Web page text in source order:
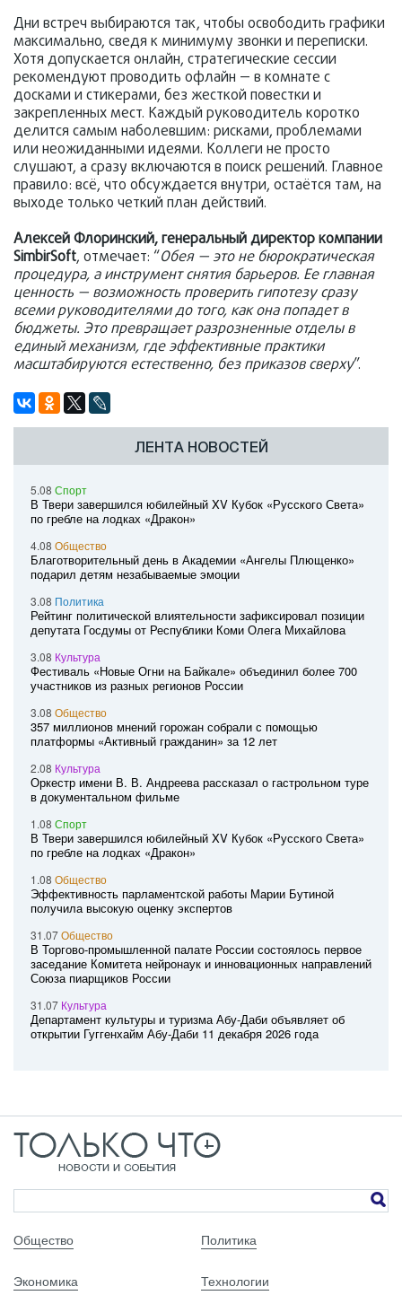
Дни встреч выбираются так, чтобы освободить графики
максимально, сведя к минимуму звонки и переписки.
Хотя допускается онлайн, стратегические сессии
рекомендуют проводить офлайн — в комнате с
досками и стикерами, без жесткой повестки и
закрепленных мест. Каждый руководитель коротко
делится самым наболевшим: рисками, проблемами
или неожиданными идеями. Коллеги не просто
слушают, а сразу включаются в поиск решений. Главное
правило: всё, что обсуждается внутри, остаётся там, на
выходе только четкий план действий.
Алексей Флоринский, генеральный директор компании
SimbirSoft, отмечает: “Обея — это не бюрократическая
процедура, а инструмент снятия барьеров. Ее главная
ценность — возможность проверить гипотезу сразу
всеми руководителями до того, как она попадет в
бюджеты. Это превращает разрозненные отделы в
единый механизм, где эффективные практики
масштабируются естественно, без приказов сверху”.
ЛЕНТА НОВОСТЕЙ
5.08 Спорт
В Твери завершился юбилейный XV Кубок «Русского Света»
по гребле на лодках «Дракон»
4.08 Общество
Благотворительный день в Академии «Ангелы Плющенко»
подарил детям незабываемые эмоции
3.08 Политика
Рейтинг политической влиятельности зафиксировал позиции
депутата Госдумы от Республики Коми Олега Михайлова
3.08 Культура
Фестиваль «Новые Огни на Байкале» объединил более 700
участников из разных регионов России
3.08 Общество
357 миллионов мнений горожан собрали с помощью
платформы «Активный гражданин» за 12 лет
2.08 Культура
Оркестр имени В. В. Андреева рассказал о гастрольном туре
в документальном фильме
1.08 Спорт
В Твери завершился юбилейный XV Кубок «Русского Света»
по гребле на лодках «Дракон»
1.08 Общество
Эффективность парламентской работы Марии Бутиной
получила высокую оценку экспертов
31.07Общество
В Торгово-промышленной палате России состоялось первое
заседание Комитета нейронаук и инновационных направлений
Союза пиарщиков России
31.07 Культура
Департамент культуры и туризма Абу-Даби объявляет об
открытии Гуггенхайм Абу-Даби 11 декабря 2026 года
Общество Политика
Экономика Технологии